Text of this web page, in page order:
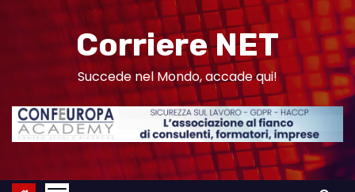
Corriere NET
Succede nel Mondo, accade qui!